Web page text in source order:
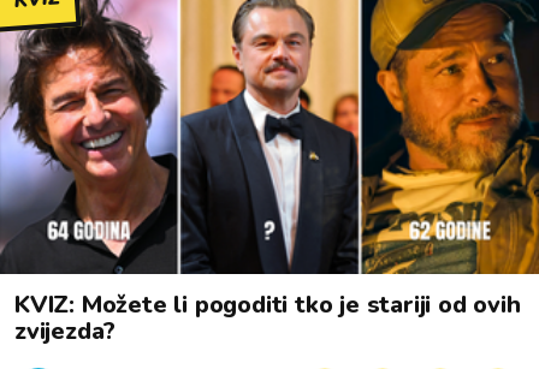
KVIZ: Možete li pogoditi tko je stariji od ovih
zvijezda?